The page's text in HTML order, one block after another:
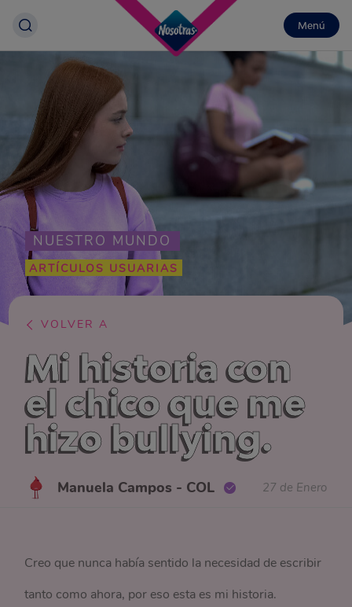
Menú
NUESTRO MUNDO
ARTÍCULOS USUARIAS
VOLVER A
Mi historia con
el chico que me
hizo bullying.
Manuela Campos - COL 27 de Enero
Creo que nunca había sentido la necesidad de escribir
tanto como ahora, por eso esta es mi historia.